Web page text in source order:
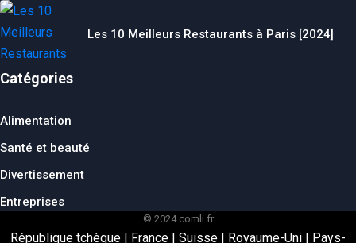
Les 10 Meilleurs Restaurants à Paris [2024]
Catégories
Alimentation
Santé et beauté
Divertissement
Entreprises
© 2024 comli.fr
République tchèque | France | Suisse | Royaume-Uni | Pays-